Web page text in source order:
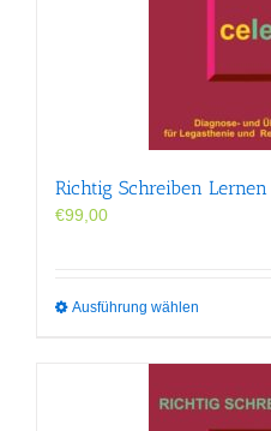
Richtig Schreiben Lernen
€99,00
Ausführung wählen
Varianten